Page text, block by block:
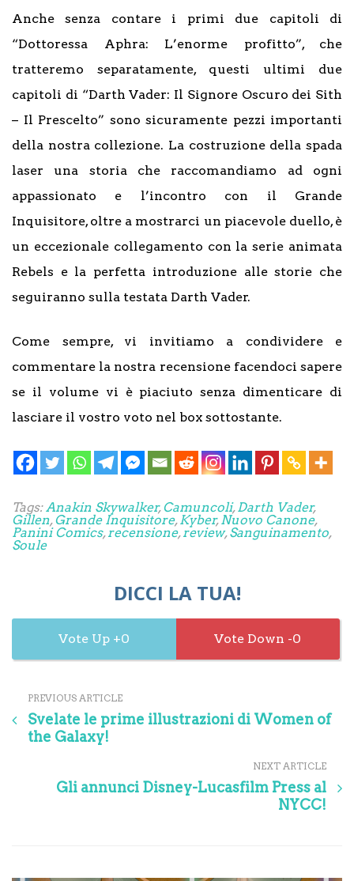
Anche senza contare i primi due capitoli di
“Dottoressa Aphra: L’enorme profitto”, che
tratteremo separatamente, questi ultimi due
capitoli di “Darth Vader: Il Signore Oscuro dei Sith
– Il Prescelto” sono sicuramente pezzi importanti
della nostra collezione. La costruzione della spada
laser una storia che raccomandiamo ad ogni
appassionato e l’incontro con il Grande
Inquisitore, oltre a mostrarci un piacevole duello, è
un eccezionale collegamento con la serie animata
Rebels e la perfetta introduzione alle storie che
seguiranno sulla testata Darth Vader.
Come sempre, vi invitiamo a condividere e
commentare la nostra recensione facendoci sapere
se il volume vi è piaciuto senza dimenticare di
lasciare il vostro voto nel box sottostante.
Tags:Anakin Skywalker,Camuncoli,Darth Vader,
Gillen,Grande Inquisitore,Kyber,Nuovo Canone,
Panini Comics,recensione,review,Sanguinamento,
Soule
DICCI LA TUA!
0 0
PREVIOUS ARTICLE
Svelate le prime illustrazioni di Women of
the Galaxy!
NEXT ARTICLE
Gli annunci Disney-Lucasfilm Press al
NYCC!